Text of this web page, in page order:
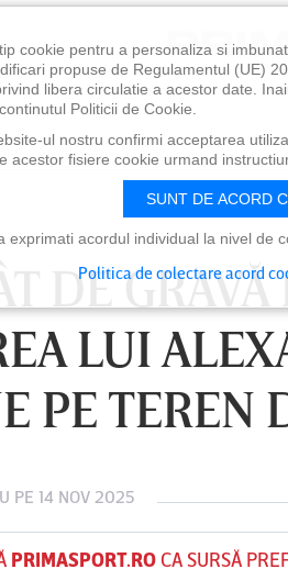
DE GRAVĂ
LUI
PE TEREN
PE 14 NOV 2025
PRIMASPORT.ROCA SURSĂ
cookie pentru a personaliza si
propuse de Regulamentul (UE)
libera circulatie a acestor date.
Politicii de Cookie.
ul nostru confirmi acceptarea
acestor fisiere cookie urmand
SUNT DE ACORD
exprimati acordul individual la nivel de
Politica de colectare acord